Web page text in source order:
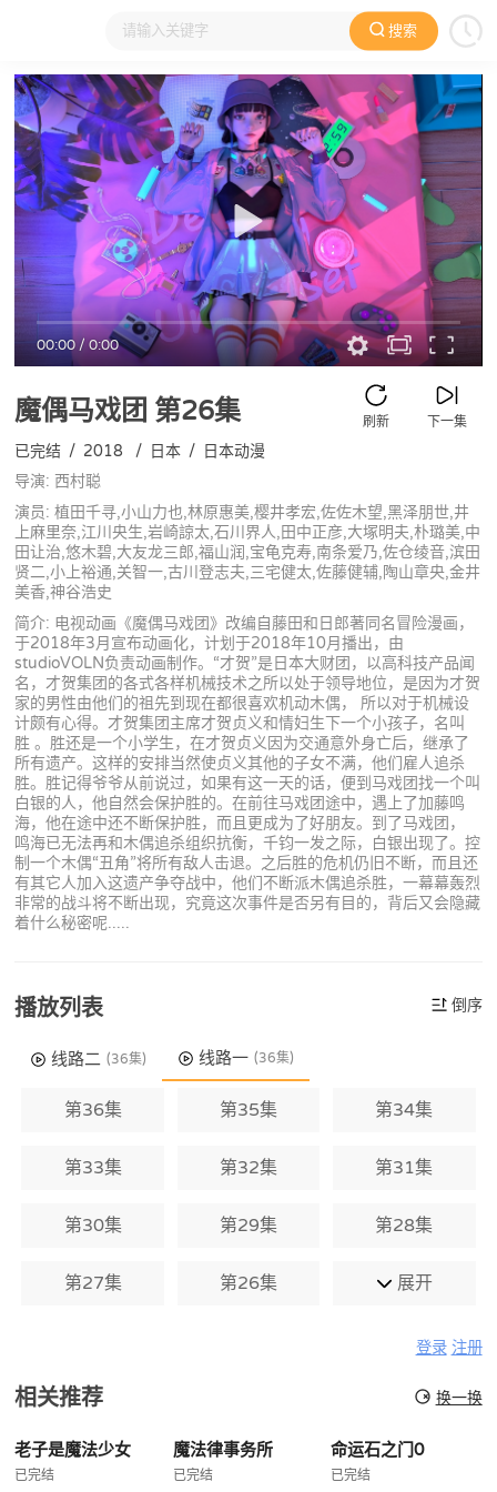
搜索
大家在看 日本动漫 国产动漫 欧美动漫 动漫电影
00:00/0:00
魔偶马戏团 第26集 下一集
刷新
已完结 / 2018 / 日本 / 日本动漫
导演: 西村聪
演员: 植田千寻,小山力也,林原惠美,樱井孝宏,佐佐木望,黑泽朋世,井
上麻里奈,江川央生,岩崎諒太,石川界人,田中正彦,大塚明夫,朴璐美,中
田让治,悠木碧,大友龙三郎,福山润,宝龟克寿,南条爱乃,佐仓绫音,滨田
贤二,小上裕通,关智一,古川登志夫,三宅健太,佐藤健辅,陶山章央,金井
美香,神谷浩史
简介: 电视动画《魔偶马戏团》改编自藤田和日郎著同名冒险漫画，
于2018年3月宣布动画化，计划于2018年10月播出，由
studioVOLN负责动画制作。“才贺”是日本大财团，以高科技产品闻
名，才贺集团的各式各样机械技术之所以处于领导地位，是因为才贺
家的男性由他们的祖先到现在都很喜欢机动木偶， 所以对于机械设
计颇有心得。才贺集团主席才贺贞义和情妇生下一个小孩子，名叫
胜 。胜还是一个小学生，在才贺贞义因为交通意外身亡后，继承了
所有遗产。这样的安排当然使贞义其他的子女不满，他们雇人追杀
胜。胜记得爷爷从前说过，如果有这一天的话，便到马戏团找一个叫
白银的人，他自然会保护胜的。在前往马戏团途中，遇上了加藤鸣
海，他在途中还不断保护胜，而且更成为了好朋友。到了马戏团，
鸣海已无法再和木偶追杀组织抗衡，千钧一发之际，白银出现了。控
制一个木偶“丑角”将所有敌人击退。之后胜的危机仍旧不断，而且还
有其它人加入这遗产争夺战中，他们不断派木偶追杀胜，一幕幕轰烈
非常的战斗将不断出现，究竟这次事件是否另有目的，背后又会隐藏
着什么秘密呢.....
播放列表 倒序
线路二 (36集) 线路一 (36集)
第36集 第35集 第34集
第33集 第32集 第31集
第30集 第29集 第28集
第27集 第26集 展开
登录 注册
相关推荐 换一换
老子是魔法少女
已完结
魔法律事务所
已完结
命运石之门0
已完结